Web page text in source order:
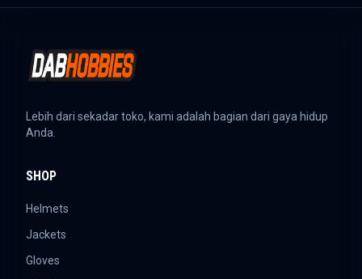
Lebih dari sekadar toko, kami adalah bagian dari gaya hidup
Anda.
SHOP
Helmets
Jackets
Gloves